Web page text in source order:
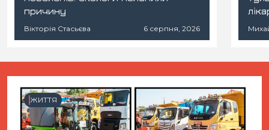
причину
Вікторія Стасьєва 6 серпня, 2026
ЖИТТЯ